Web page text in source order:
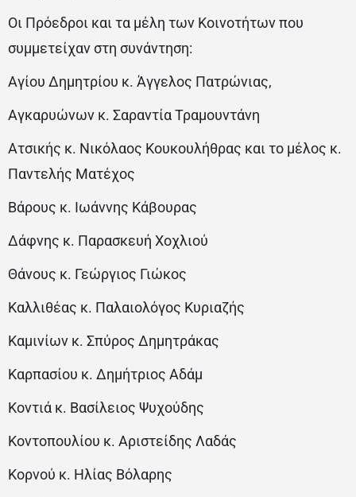
Οι Πρόεδροι και τα μέλη των Κοινοτήτων που
συμμετείχαν στη συνάντηση:
Αγίου Δημητρίου κ. Άγγελος Πατρώνιας,
Αγκαρυώνων κ. Σαραντία Τραμουντάνη
Ατσικής κ. Νικόλαος Κουκουλήθρας και το μέλος κ.
Παντελής Ματέχος
Βάρους κ. Ιωάννης Κάβουρας
Δάφνης κ. Παρασκευή Χοχλιού
Θάνους κ. Γεώργιος Γιώκος
Καλλιθέας κ. Παλαιολόγος Κυριαζής
Καμινίων κ. Σπύρος Δημητράκας
Καρπασίου κ. Δημήτριος Αδάμ
Κοντιά κ. Βασίλειος Ψυχούδης
Κοντοπουλίου κ. Αριστείδης Λαδάς
Κορνού κ. Ηλίας Βόλαρης